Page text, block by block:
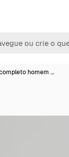
homem …